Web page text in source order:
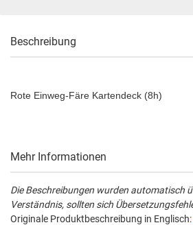
Beschreibung
Rote Einweg-Färe Kartendeck (8h)
Mehr Informationen
Die Beschreibungen wurden automatisch
Verständnis, sollten sich
Originale Produktbeschreibung in Englisch: